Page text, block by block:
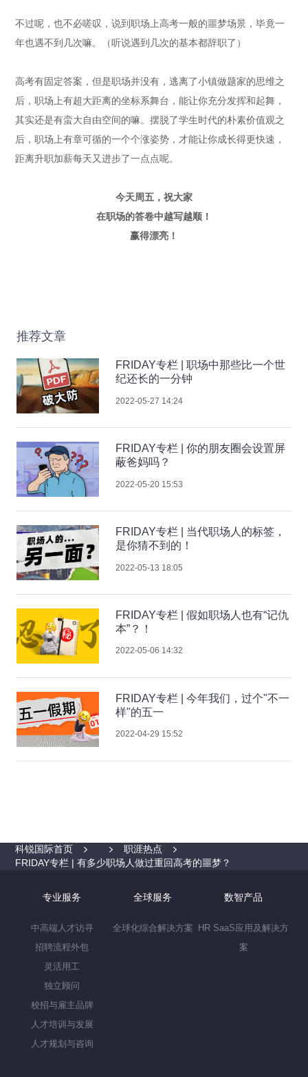
不过呢，也不必嗟叹，说到职场上高考一般的噩梦场景，毕竟一
年也遇不到几次嘛。（听说遇到几次的基本都辞职了）
高考有固定答案，但是职场并没有，逃离了小镇做题家的思维之
后，职场上有超大距离的坐标系舞台，能让你充分发挥和起舞，
其实还是有蛮大自由空间的嘛。摆脱了学生时代的朴素价值观之
后，职场上有章可循的一个个涨姿势，才能让你成长得更快速，
距离升职加薪每天又进步了一点点呢。
今天周五，祝大家
在职场的答卷中越写越顺！
赢得漂亮！
推荐文章
FRIDAY专栏 | 职场中那些比一个世
纪还长的一分钟
2022-05-27 14:24
FRIDAY专栏 | 你的朋友圈会设置屏
蔽爸妈吗？
2022-05-20 15:53
FRIDAY专栏 | 当代职场人的标签，
是你猜不到的！
2022-05-13 18:05
FRIDAY专栏 | 假如职场人也有“记仇
本”？！
2022-05-06 14:32
FRIDAY专栏 | 今年我们，过个"不一
样"的五一
2022-04-29 15:52
科锐国际首页
职涯热点
FRIDAY专栏 | 有多少职场人做过重回高考的噩梦？
专业服务
中高端人才访寻
招聘流程外包
灵活用工
独立顾问
校招与雇主品牌
人才培训与发展
人才规划与咨询
全球服务
全球化综合解决方案
数智产品
HR SaaS应用及解决方
案